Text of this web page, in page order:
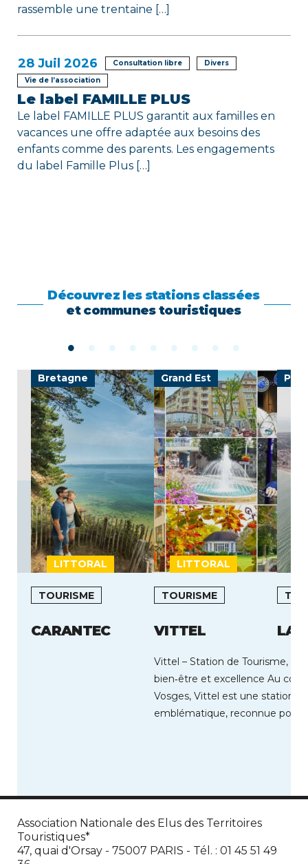
rassemble une trentaine […]
28 Juil 2026 Consultation libre
Divers
Vie de l’association
Le label FAMILLE PLUS
Le label FAMILLE PLUS garantit aux familles en
vacances une offre adaptée aux besoins des
enfants comme des parents. Les engagements
du label Famille Plus […]
Découvrez les stations classées
et communes touristiques
LITTORAL
Bretagne
LITTORAL
TOURISME
CARANTEC
Grand Est
TOURISME
VITTEL
Vittel – Station de Tourisme,
bien‑être et excellence Au
Vosges, Vittel est une station
emblématique, reconnue pour
LA
Association Nationale des Elus des Territoires
Touristiques*
47, quai d'Orsay - 75007 PARIS - Tél. : 01 45 51 49